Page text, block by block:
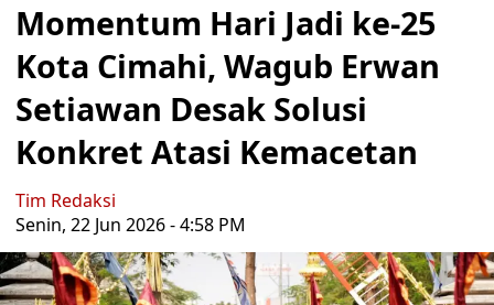
Momentum Hari Jadi ke-25
Kota Cimahi, Wagub Erwan
Setiawan Desak Solusi
Konkret Atasi Kemacetan
Tim Redaksi
Senin, 22 Jun 2026 - 4:58 PM